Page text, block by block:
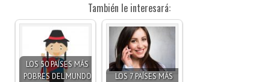
También le interesará:
LOS 50 PAÍSES MÁS
POBRES DEL MUNDO
LOS 7 PAÍSES MÁS